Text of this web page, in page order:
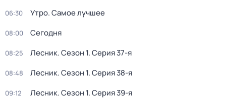
06:30 Утро. Самое лучшее
08:00 Сегодня
08:25 Лесник. Сезон 1. Серия 37-я
08:48 Лесник. Сезон 1. Серия 38-я
09:12 Лесник. Сезон 1. Серия 39-я